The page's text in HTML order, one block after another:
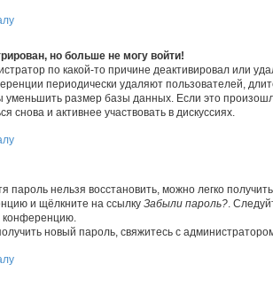
но больше не могу войти!
по какой-то причине деактивировал или
периодически удаляют пользователей,
уменьшить размер базы данных. Если это
снова и активнее участвовать в дискуссиях.
пароль нельзя восстановить, можно легко
и щёлкните на ссылку Забыли пароль? .
конференцию.
новый пароль, свяжитесь с